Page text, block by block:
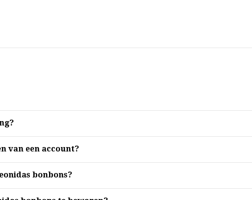
van een account?
bonbons?